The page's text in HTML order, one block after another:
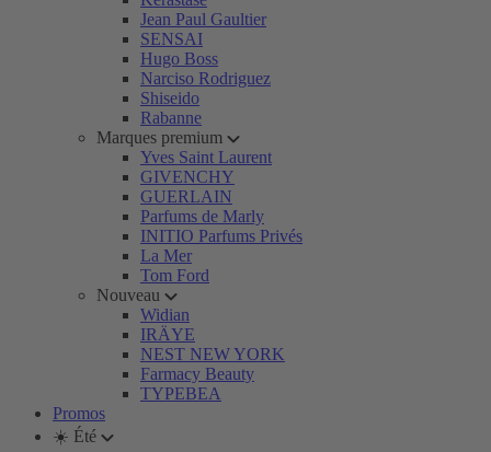
Jean Paul Gaultier
SENSAI
Hugo Boss
Narciso Rodriguez
Shiseido
Rabanne
Marques premium
Yves Saint Laurent
GIVENCHY
GUERLAIN
Parfums de Marly
INITIO Parfums Privés
La Mer
Tom Ford
Nouveau
Widian
IRÄYE
NEST NEW YORK
Farmacy Beauty
TYPEBEA
Promos
☀️ Été